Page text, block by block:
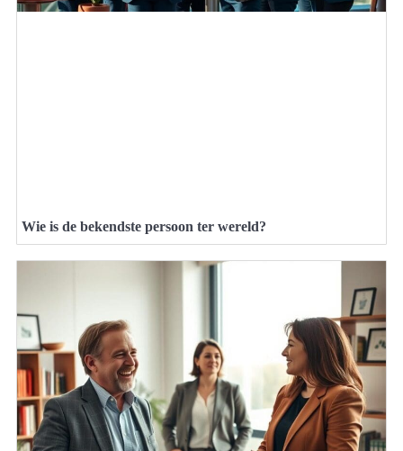
Wie is de bekendste persoon ter wereld?